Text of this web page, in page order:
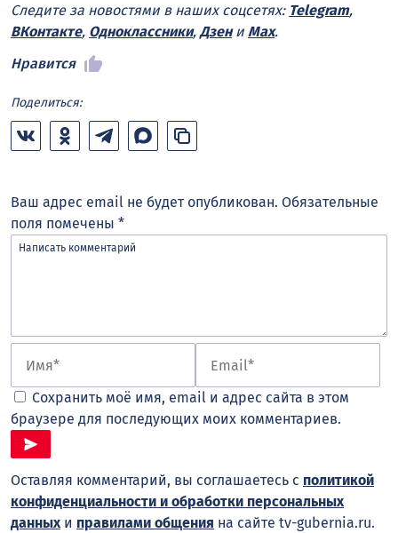
Следите за новостями в наших соцсетях: Telegram,
ВКонтакте, Одноклассники, Дзени Max.
Нравится
Поделиться:
Ваш адрес email не будет опубликован. Обязательные
поля помечены *
Сохранить моё имя, email и адрес сайта в этом
браузере для последующих моих комментариев.
Оставляя комментарий, вы соглашаетесь с политикой
конфиденциальности и обработки персональных
данныхи правилами общения на сайте tv-gubernia.ru.